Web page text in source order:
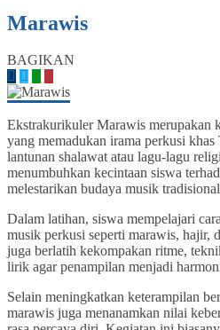
Marawis
BAGIKAN
Ekstrakurikuler Marawis merupakan
yang memadukan irama perkusi
lantunan shalawat atau lagu-lagu
menumbuhkan kecintaan siswa
melestarikan budaya musik
Dalam latihan, siswa mempelajari
musik perkusi seperti marawis, hajir,
juga berlatih kekompakan ritme,
lirik agar penampilan menjadi
Selain meningkatkan keterampilan
marawis juga menanamkan nilai